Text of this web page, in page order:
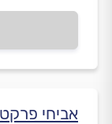
אביחי